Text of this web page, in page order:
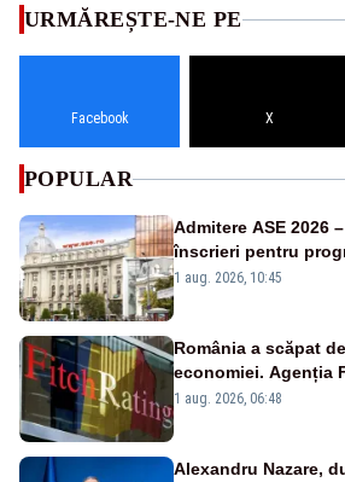
URMĂREȘTE-NE PE
Facebook X
POPULAR
Admitere ASE 2026
înscrieri pentru
masterat și doctorat
1 aug. 2026, 10:45
România a scăpat
economiei. Agenția
„BBB-” cu
1 aug. 2026, 06:48
Alexandru Nazare,